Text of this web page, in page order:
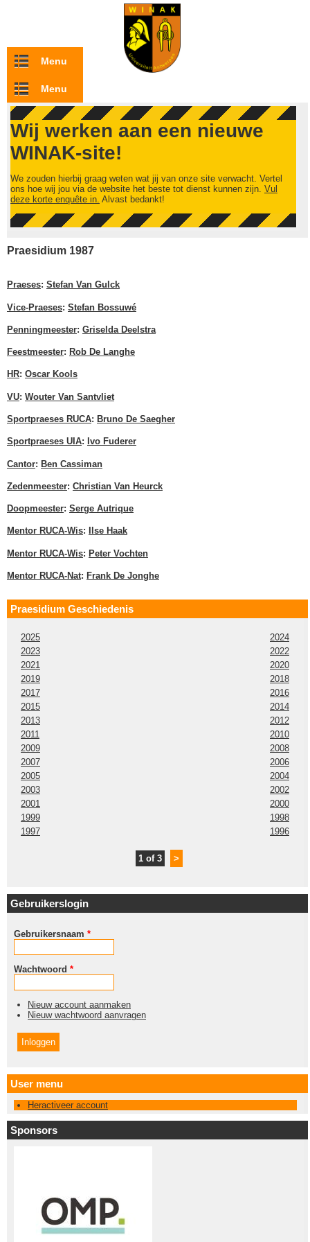
Overslaan en naar de inhoud gaan
Menu
Menu
Wij werken aan een nieuwe
WINAK-site!
We zouden hierbij graag weten wat jij van onze site verwacht. Vertel
ons hoe wij jou via de website het beste tot dienst kunnen zijn. Vul
deze korte enquête in. Alvast bedankt!
Praesidium 1987
Praeses: Stefan Van Gulck
Vice-Praeses: Stefan Bossuwé
Penningmeester: Griselda Deelstra
Feestmeester: Rob De Langhe
HR: Oscar Kools
VU: Wouter Van Santvliet
Sportpraeses RUCA: Bruno De Saegher
Sportpraeses UIA: Ivo Fuderer
Cantor: Ben Cassiman
Zedenmeester: Christian Van Heurck
Doopmeester: Serge Autrique
Mentor RUCA-Wis: Ilse Haak
Mentor RUCA-Wis: Peter Vochten
Mentor RUCA-Nat: Frank De Jonghe
Praesidium Geschiedenis
2025
2024
2023
2022
2021
2020
2019
2018
2017
2016
2015
2014
2013
2012
2011
2010
2009
2008
2007
2006
2005
2004
2003
2002
2001
2000
1999
1998
1997
1996
1 of 3 >
Gebruikerslogin
Gebruikersnaam *
Wachtwoord *
Nieuw account aanmaken
Nieuw wachtwoord aanvragen
User menu
Heractiveer account
Sponsors